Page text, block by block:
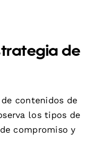
de
contenidos de
los tipos de
compromiso y